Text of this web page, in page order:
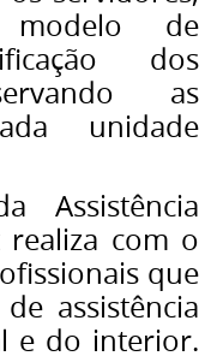
modelo de
dos
as
unidade
Assistência
realiza com o
que
assistência
e do interior.